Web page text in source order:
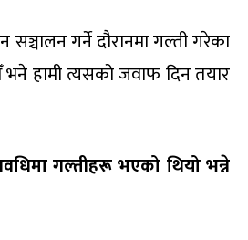
सञ्चालन गर्ने दौरानमा गल्ती गरेका
हामी त्यसको जवाफ दिन तयार
गल्तीहरू भएको थियो भन्ने